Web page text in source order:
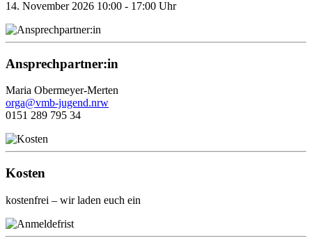
14. November 2026 10:00 - 17:00 Uhr
Ansprechpartner:in
Maria Obermeyer-Merten
orga@vmb-jugend.nrw
0151 289 795 34
Kosten
kostenfrei – wir laden euch ein